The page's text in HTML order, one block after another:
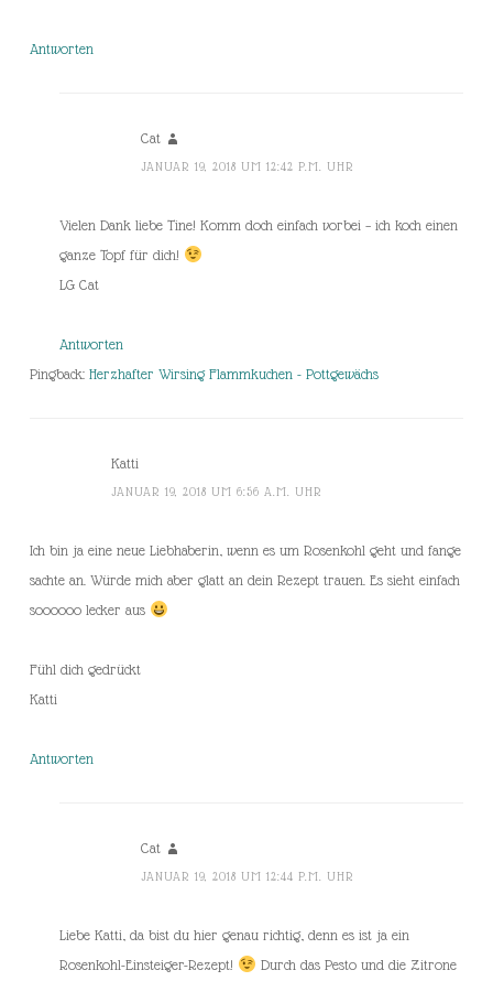
Antworten
Cat
JANUAR 19, 2018 UM 12:42 P.M. UHR
Vielen Dank liebe Tine! Komm doch einfach vorbei – ich koch einen
ganze Topf für dich!
LG Cat
Antworten
Pingback: Herzhafter Wirsing Flammkuchen - Pottgewächs
Katti
JANUAR 19, 2018 UM 6:56 A.M. UHR
Ich bin ja eine neue Liebhaberin, wenn es um Rosenkohl geht und fange
sachte an. Würde mich aber glatt an dein Rezept trauen. Es sieht einfach
soooooo lecker aus
Fühl dich gedrückt
Katti
Antworten
Cat
JANUAR 19, 2018 UM 12:44 P.M. UHR
Liebe Katti, da bist du hier genau richtig, denn es ist ja ein
Rosenkohl-Einsteiger-Rezept!
Durch das Pesto und die Zitrone